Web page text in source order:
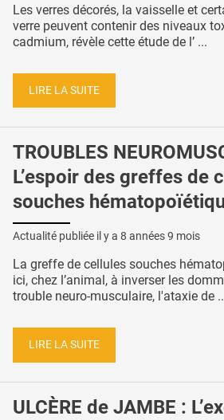
Les verres décorés, la vaisselle et
verre peuvent contenir des niveaux
cadmium, révèle cette étude de l’ ...
LIRE LA SUITE
TROUBLES
L’espoir des greffes de
souches
Actualité publiée il y a 8 années 9 mois
La greffe de cellules souches
ici, chez l’animal, à inverser les
trouble neuro-musculaire, l'ataxie de
LIRE LA SUITE
ULCÈRE de JAMBE :